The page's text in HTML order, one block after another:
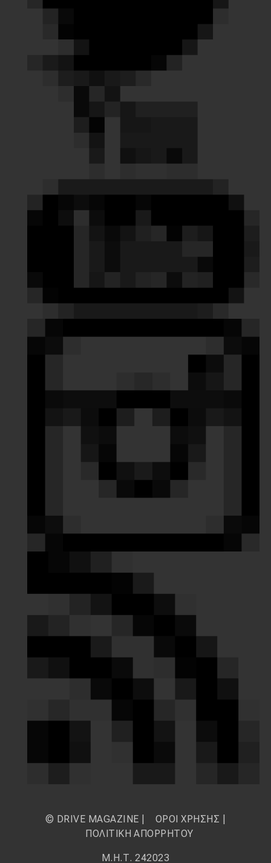
© DRIVE MAGAZINE | ΟΡΟΙ ΧΡΗΣΗΣ
ΠΟΛΙΤΙΚΗ ΑΠΟΡΡΗΤΟΥ
Μ.Η.Τ. 242023